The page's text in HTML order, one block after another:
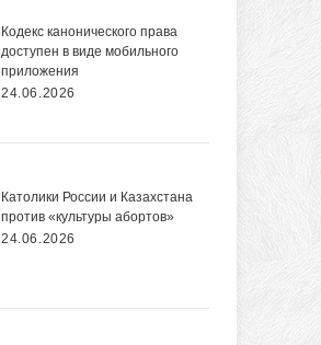
Кодекс канонического права
доступен в виде мобильного
приложения
24.06.2026
Католики России и Казахстана
против «культуры абортов»
24.06.2026